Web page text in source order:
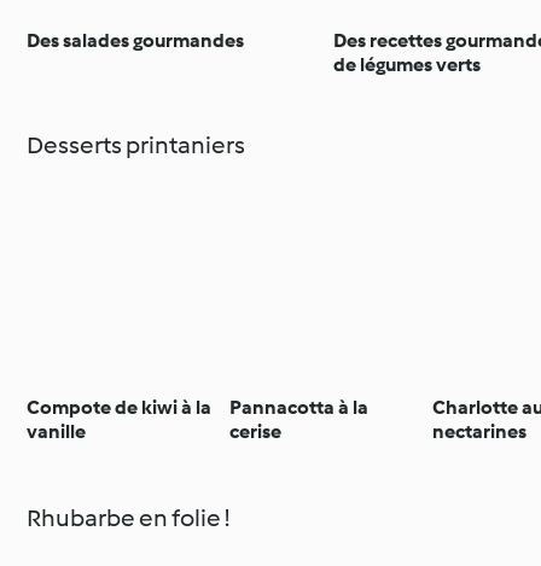
Des salades gourmandes
Des recettes
de légumes verts
Desserts printaniers
Compote de kiwi à la
vanille
Pannacotta à la
cerise
Charlotte
nectarines
Rhubarbe en folie !